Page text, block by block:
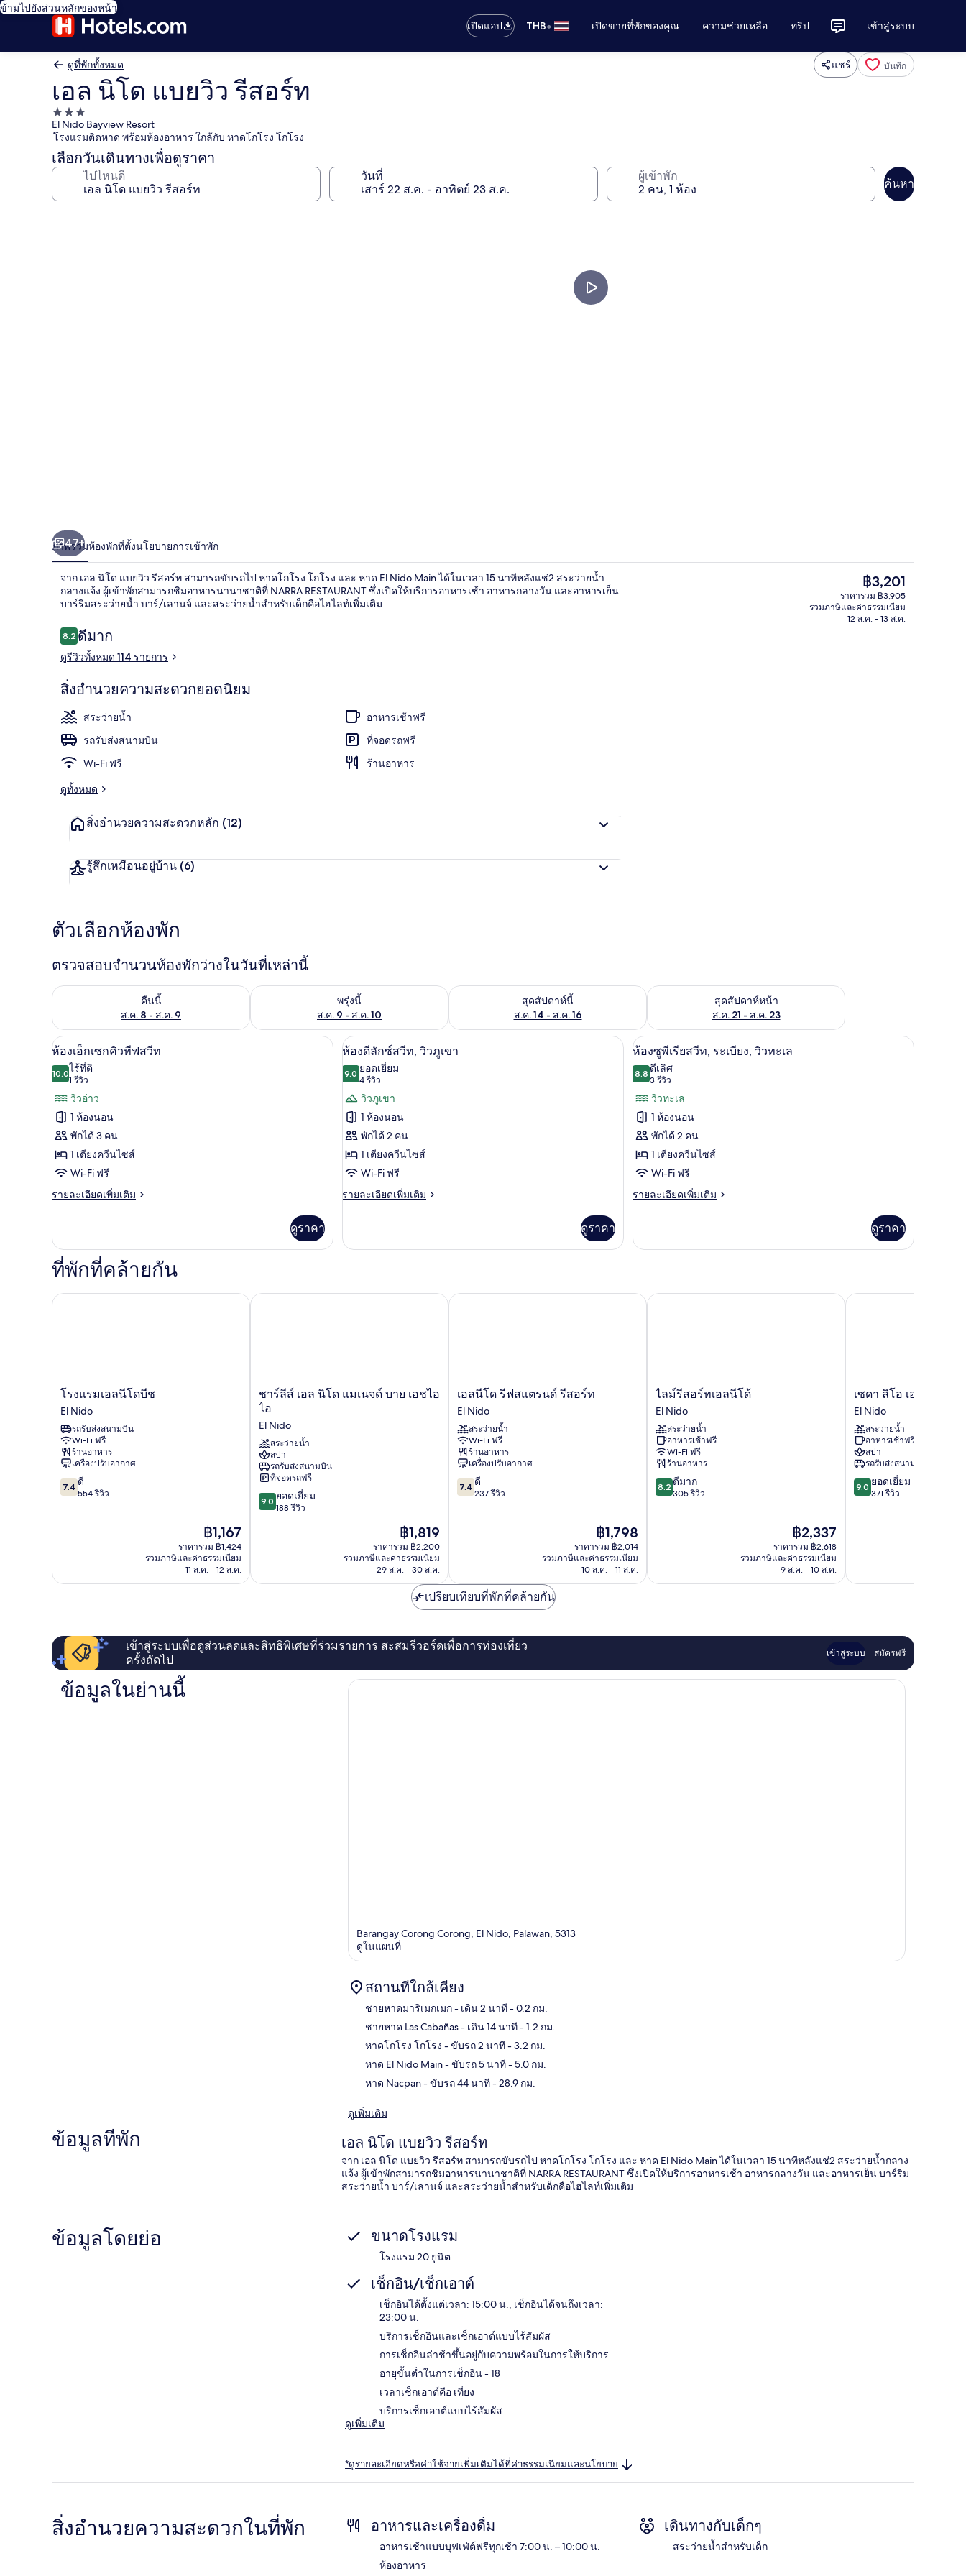
ข้ามไปยังส่วนหลักของหน้า
เปิดแอป
THB• เปิดขายที่พักของคุณ ความช่วยเหลือ ทริป เข้าสู่ระบบ
ดูที่พักทั้งหมด แชร์ บันทึก
เอล นิโด แบยวิว รีสอร์ท
ที่พัก
3.0
ดาว
El Nido Bayview Resort
โรงแรมติดหาด พร้อมห้องอาหาร ใกล้กับ หาดโกโรง โกโรง
เลือกวันเดินทางเพื่อดูราคา
ไปไหนดี วันที่ ผู้เข้าพัก
ค้นหา
บริการอาหารเช้า อาหารกลางวัน และ
47+
ภาพรวมห้องพักที่ตั้งนโยบายการเข้าพัก
จาก เอล นิโด แบยวิว รีสอร์ท สามารถขับรถไป หาดโกโรง โกโรง และ หาด El Nido Main ได้ในเวลา 15 นาทีหลังแช่2 สระว่ายน้ำ
กลางแจ้ง ผู้เข้าพักสามารถชิมอาหารนานาชาติที่ NARRA RESTAURANT ซึ่งเปิดให้บริการอาหารเช้า อาหารกลางวัน และอาหารเย็น
บาร์ริมสระว่ายน้ำ บาร์/เลานจ์ และสระว่ายน้ำสำหรับเด็กคือไฮไลท์เพิ่มเติม
รีวิว
8.28.2 จาก 10
ดีมาก
ดูรีวิวทั้งหมด 114 รายการ
สิ่งอำนวยความสะดวกยอดนิยม
สระว่ายน้ำ
อาหารเช้าฟรี
รถรับส่งสนามบิน
ที่จอดรถฟรี
Wi-Fi ฟรี
ร้านอาหาร
ดูทั้งหมด
สิ่งอำนวยความสะดวกหลัก (12)
รู้สึกเหมือนอยู่บ้าน (6)
ราคา
ปัจจุบัน
฿3,201
฿3,201
ราคารวม ฿3,905
รวมภาษีและค่าธรรมเนียม
12 ส.ค. - 13 ส.ค.
ตัวเลือกห้องพัก
ตรวจสอบจำนวนห้องพักว่างในวันที่เหล่านี้
คืนนี้
ส.ค. 8 - ส.ค. 9
ตรวจสอบจำนวนห้องพักว่างในคืนนี้ ส.ค. 8 - ส.ค. 9
พรุ่งนี้
ส.ค. 9 - ส.ค. 10
ตรวจสอบจำนวนห้องพักว่างในพรุ่งนี้ ส.ค. 9 - ส.ค. 10
สุดสัปดาห์นี้
ส.ค. 14 - ส.ค. 16
ตรวจสอบจำนวนห้องพักว่างในสุดสัปดาห์นี้ ส.ค. 14 - ส.ค. 16สุดสัปดาห์หน้า
ส.ค. 21 - ส.ค. 23
ตรวจสอบจำนวนห้องพักว่างในสุดสัปดาห์หน้า ส.ค. 21 - ส.ค. 23
เปิด
ภาพถ่าย
ทั้งหมด
ของ
ห้อง
เอ็ก
เซก
คิว
ห้องเอ็กเซกคิวทีฟสวีท | ตู้นิรภัยในห้องพัก, โต๊ะทำงาน, พื้นที่ทำงานแบบใช้แล็ปท็อป, ผ้าม่านกันแสง
5
ห้องเอ็กเซกคิวทีฟสวีท
10.010.0 จาก 10
ไร้ที่ติ
1 รีวิว
(1
รีวิว)
วิวอ่าว
1 ห้องนอน
พักได้ 3 คน
1 เตียงควีนไซส์
Wi-Fi ฟรี
รายละเอียดเพิ่มเติม
ราย
เกี่ยว
กับ
ห้อง
เซก
ดูราคา
เปิด
ภาพถ่าย
ทั้งหมด
ของ
ห้อง
ดี
ลัก
ซ์
ภูเขา
ห้องดีลักซ์สวีท, วิวภูเขา | ตู้นิรภัยในห้องพัก, โต๊ะทำงาน, พื้นที่ทำงานแบบใช้แล็ปท็อป, ผ้าม่านกันแสง
7
ห้องดีลักซ์สวีท, วิวภูเขา
9.09.0 จาก 10
ยอดเยี่ยม
4 รีวิว
(4
รีวิว)
วิวภูเขา
1 ห้องนอน
พักได้ 2 คน
1 เตียงควีนไซส์
Wi-Fi ฟรี
รายละเอียดเพิ่มเติม
ราย
เกี่ยว
ลัก
ดูราคา
เปิด
ภาพถ่าย
ทั้งหมด
ของ
ห้อง
ซู
พี
เรีย
วิว
ห้องซูพีเรียสวีท, ระเบียง, วิวทะเล | ตู้นิรภัยใ
7
ห้องซูพีเรียสวีท, ระเบียง, วิวทะเล
8.88.8 จาก 10
ดีเลิศ
3 รีวิว
(3
รีวิว)
วิวทะเล
1 ห้องนอน
พักได้ 2 คน
1 เตียงควีนไซส์
Wi-Fi ฟรี
รายละเอียดเพิ่มเติม
ราย
เกี่ยว
พี
ดูราคา
ที่พักที่คล้ายกัน
โรงแรม
เอ
ลนี
โด
บีช
El
Nido
โรงแรมเอลนีโดบีช
El Nido
รถรับส่งสนามบิน
Wi-Fi ฟรี
ร้านอาหาร
เครื่องปรับอากาศ
7.4
จาก
7.4 ดี
554 รีวิว
ราคา
ปัจจุบัน
คือ
฿1,167
฿1,167
ราคารวม ฿1,424
รวมภาษีและค่าธรรมเนียม
11 ส.ค. - 12 ส.ค.
โรงแรมเอลนีโดบีช
ชาร์
ลีส์
นิโด
แมเน
จด์
บาย
เอ
ช
ไอไอ
ชาร์ลีส์ เอล นิโด แมเนจด์ บาย เอชไอ
ไอ
El Nido
สระว่ายน้ำ
สปา
รถรับส่งสนามบิน
ที่จอดรถฟรี
9.0
จาก
9.0 ยอดเยี่ยม
188 รีวิว
ราคา
ปัจจุบัน
คือ
฿1,819
฿1,819
ราคารวม ฿2,200
รวมภาษีและค่าธรรมเนียม
29 ส.ค. - 30 ส.ค.
ชาร์ลีส์ เอล นิโด แมเนจด์ บาย เอชไอไอ
เอ
ลนี
โด
รีฟส
แตร
นด์
รีสอร์ท
El
Nido
เอลนีโด รีฟสแตรนด์ รีสอร์ท
El Nido
สระว่ายน้ำ
Wi-Fi ฟรี
ร้านอาหาร
เครื่องปรับอากาศ
7.4
จาก
7.4 ดี
237 รีวิว
ราคา
ปัจจุบัน
คือ
฿1,798
฿1,798
ราคารวม ฿2,014
รวมภาษีและค่าธรรมเนียม
10 ส.ค. - 11 ส.ค.
เอลนีโด รีฟสแตรนด์ รีสอร์ท
ไลม์
รีสอร์ท
เอ
ลนี
โด้
El
Nido
ไลม์รีสอร์ทเอลนีโด้
El Nido
สระว่ายน้ำ
อาหารเช้าฟรี
Wi-Fi ฟรี
ร้านอาหาร
8.2
จาก
8.2 ดีมาก
305 รีวิว
ราคา
ปัจจุบัน
คือ
฿2,337
฿2,337
ราคารวม ฿2,618
รวมภาษีและค่าธรรมเนียม
9 ส.ค. - 10 ส.ค.
ไลม์รีสอร์ทเอลนีโด้
เซดา
ลิโอ
เอล
นิโด
ปาลาวัน
El
Nido
เซดา ลิโอ เอล นิโด ป
El Nido
สระว่ายน้ำ
อาหารเช้าฟรี
สปา
รถรับส่งสนามบิน
9.0
จาก
9.0 ยอดเยี่ยม
371 รีวิว
เซดา ลิโอ เอล นิโด ปา
เปรียบเทียบที่พักที่คล้ายกัน
เข้าสู่ระบบเพื่อดูส่วนลดและสิทธิพิเศษที่ร่วมรายการ สะสมรีวอร์ดเพื่อการท่องเที่ยว
ครั้งถัดไป
เข้าสู่ระบบ สมัครฟรี
ข้อมูลในย่านนี้
Barangay Corong Corong, El Nido, Palawan, 5313
ดูในแผนที่
สถานที่ใกล้เคียง
ชายหาดมาริเมกเมก- เดิน 2 นาที- 0.2 กม.
ชายหาด Las Cabañas- เดิน 14 นาที- 1.2 กม.
หาดโกโรง โกโรง - ขับรถ 2 นาที- 3.2 กม.
หาด El Nido Main- ขับรถ 5 นาที- 5.0 กม.
หาด Nacpan- ขับรถ 44 นาที- 28.9 กม.
ดูเพิ่มเติม
ข้อมูลที่พัก เอล นิโด แบยวิว รีสอร์ท
จาก เอล นิโด แบยวิว รีสอร์ท สามารถขับรถไป หาดโกโรง โกโรง และ หาด El Nido Main ได้ในเวลา 15 นาทีหลังแช่2 สระว่ายน้ำกลาง
แจ้ง ผู้เข้าพักสามารถชิมอาหารนานาชาติที่ NARRA RESTAURANT ซึ่งเปิดให้บริการอาหารเช้า อาหารกลางวัน และอาหารเย็น บาร์ริม
สระว่ายน้ำ บาร์/เลานจ์ และสระว่ายน้ำสำหรับเด็กคือไฮไลท์เพิ่มเติม
ข้อมูลโดยย่อ ขนาดโรงแรม
โรงแรม 20 ยูนิต
เช็กอิน/เช็กเอาต์
เช็กอินได้ตั้งแต่เวลา: 15:00 น., เช็กอินได้จนถึงเวลา:
23:00 น.
บริการเช็กอินและเช็กเอาต์แบบไร้สัมผัส
การเช็กอินล่าช้าขึ้นอยู่กับความพร้อมในการให้บริการ
อายุขั้นต่ำในการเช็กอิน - 18
เวลาเช็กเอาต์คือ เที่ยง
บริการเช็กเอาต์แบบไร้สัมผัส
ดูเพิ่มเติม
*ดูรายละเอียดหรือค่าใช้จ่ายเพิ่มเติมได้ที่ค่าธรรมเนียมและนโยบาย
สิ่งอำนวยความสะดวกในที่พัก อาหารและเครื่องดื่ม
อาหารเช้าแบบบุฟเฟ่ต์ฟรีทุกเช้า 7:00 น. – 10:00 น.
ห้องอาหาร
เดินทางกับเด็กๆ
สระว่ายน้ำสำหรับเด็ก